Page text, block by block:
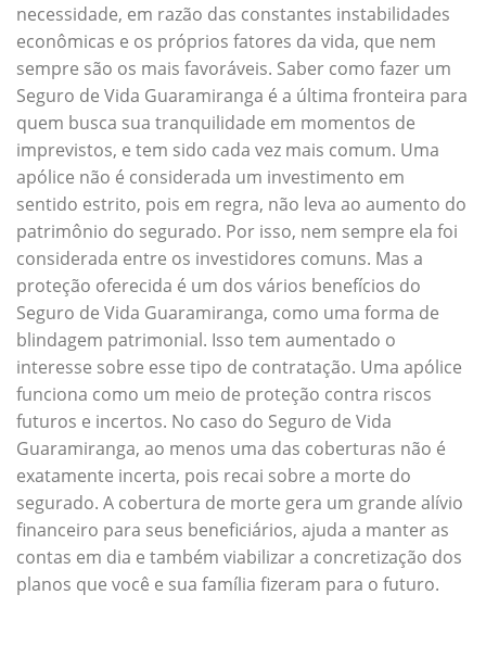
necessidade, em razão das constantes instabilidades
econômicas e os próprios fatores da vida, que nem
sempre são os mais favoráveis. Saber como fazer um
Seguro de Vida Guaramiranga é a última fronteira para
quem busca sua tranquilidade em momentos de
imprevistos, e tem sido cada vez mais comum. Uma
apólice não é considerada um investimento em
sentido estrito, pois em regra, não leva ao aumento do
patrimônio do segurado. Por isso, nem sempre ela foi
considerada entre os investidores comuns. Mas a
proteção oferecida é um dos vários benefícios do
Seguro de Vida Guaramiranga, como uma forma de
blindagem patrimonial. Isso tem aumentado o
interesse sobre esse tipo de contratação. Uma apólice
funciona como um meio de proteção contra riscos
futuros e incertos. No caso do Seguro de Vida
Guaramiranga, ao menos uma das coberturas não é
exatamente incerta, pois recai sobre a morte do
segurado. A cobertura de morte gera um grande alívio
financeiro para seus beneficiários, ajuda a manter as
contas em dia e também viabilizar a concretização dos
planos que você e sua família fizeram para o futuro.